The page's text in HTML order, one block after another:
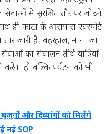
से सुरक्षित तौर पर जोड़ने
ही फाटा के आसपास एयरपोर्ट
जारी है। बहरहाल, माना जा
का संचालन तीर्थ यात्रियों
ही बल्कि पर्यटन को भी
बुजुर्गों और दिव्यांगों को मिलेंगे
नई SOP